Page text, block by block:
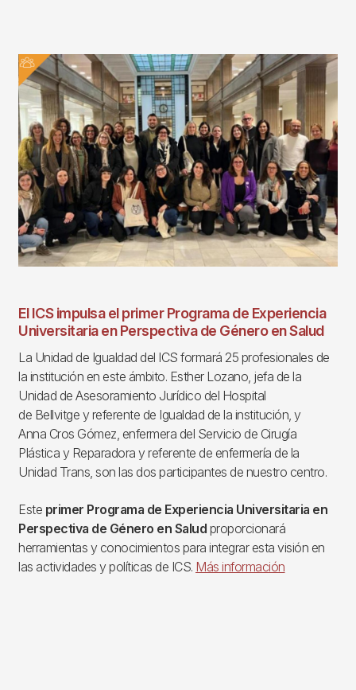
El ICS impulsa el primer Programa de Experiencia
Universitaria en Perspectiva de Género en Salud
La Unidad de Igualdad del ICS formará 25 profesionales de
la institución en este ámbito. Esther Lozano, jefa de la
Unidad de Asesoramiento Jurídico del Hospital
de Bellvitge y referente de Igualdad de la institución, y
Anna Cros Gómez, enfermera del Servicio de Cirugía
Plástica y Reparadora y referente de enfermería de la
Unidad Trans, son las dos participantes de nuestro centro.
Este primer Programa de Experiencia Universitaria en
Perspectiva de Género en Salud proporcionará
herramientas y conocimientos para integrar esta visión en
las actividades y políticas de ICS. Más información